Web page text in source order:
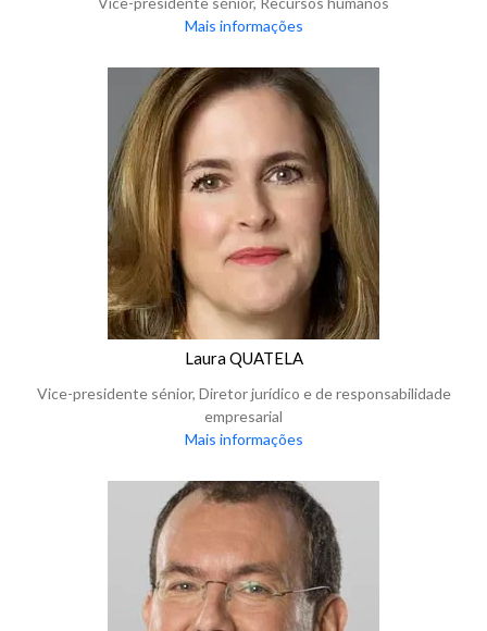
Mais informações
Laura QUATELA
Vice-presidente sénior, Diretor jurídico e de responsabilidade
empresarial
Mais informações